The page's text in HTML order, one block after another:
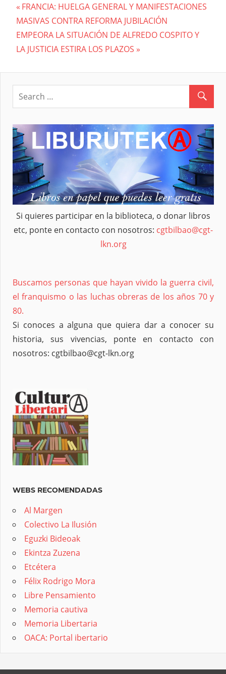
Navegación
de
entradas
Previous
Post:
FRANCIA: HUELGA GENERAL Y MANIFESTACIONES
MASIVAS CONTRA REFORMA JUBILACIÓN
Next
Post:
EMPEORA LA SITUACIÓN DE ALFREDO COSPITO Y
LA JUSTICIA ESTIRA LOS PLAZOS
Si quieres participar en la biblioteca, o donar libros
etc, ponte en contacto con nosotros: cgtbilbao@cgt-
lkn.org
Buscamos personas que hayan vivido la guerra civil,
el franquismo o las luchas obreras de los años 70 y
80.
Si conoces a alguna que quiera dar a conocer su
historia, sus vivencias, ponte en contacto con
nosotros: cgtbilbao@cgt-lkn.org
WEBS RECOMENDADAS
Al Margen
Colectivo La Ilusión
Eguzki Bideoak
Ekintza Zuzena
Etcétera
Félix Rodrigo Mora
Libre Pensamiento
Memoria cautiva
Memoria Libertaria
OACA: Portal ibertario